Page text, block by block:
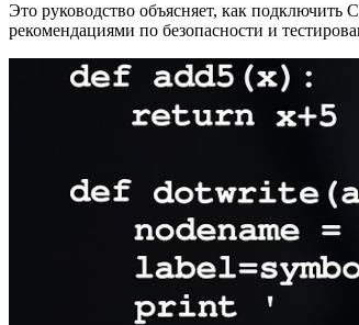
Это руководство объясняет, как подключить
рекомендациями по безопасности и